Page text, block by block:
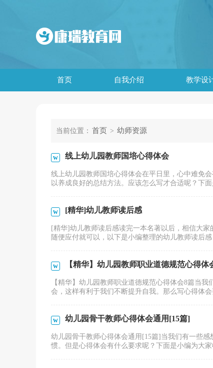
首页 自我介绍 教学设
当前位置： 首页 > 幼师资源
线上幼儿园教师国培心得体会
线上幼儿园教师国培心得体会在平日里，心中难免
以养成良好的总结方法。应该怎么写才合适呢？下
[精华]幼儿教师读后感
[精华]幼儿教师读后感读完一本名著以后，相信大
随便应付就可以，以下是小编整理的幼儿教师读后
【精华】幼儿园教师职业道德规范心得体
【精华】幼儿园教师职业道德规范心得体会8篇当
会，这样有利于我们不断提升自我。那么写心得体
幼儿园骨干教师心得体会通用[15篇]
幼儿园骨干教师心得体会通用[15篇]当我们有一些
惯。但是心得体会有什么要求呢？下面是小编为大